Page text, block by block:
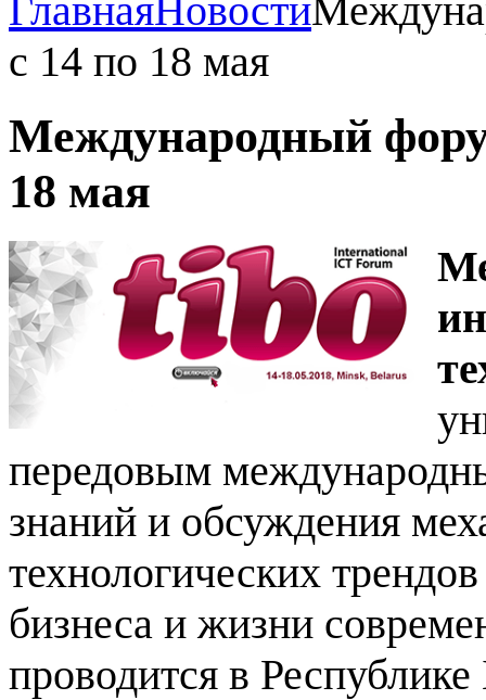
ГлавнаяНовости
с 14 по 18 мая
Международный
18 мая
передовым
знаний и обсуждения
технологических
бизнеса и жизни
проводится в